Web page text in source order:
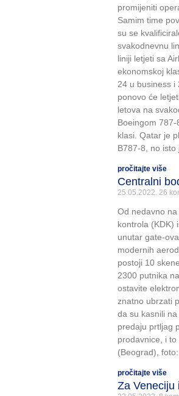
promijeniti
Samim time
su se
svakodnevnu
liniji letjeti sa
ekonomskoj
24 u business i
ponovo će
letova na
Boeingom
klasi. Qatar je
B787-8, no isto
pročitajte više
Centralni
25.05.2022. 26
Od nedavno
kontrola (KDK)
unutar gate-
modernih
postoji 10
2300 putnika
ostavite
znatno ubrzati
da su kasnili
predaju prtljag
prodavnice, i
(Beograd),
pročitajte više
Za Veneciju